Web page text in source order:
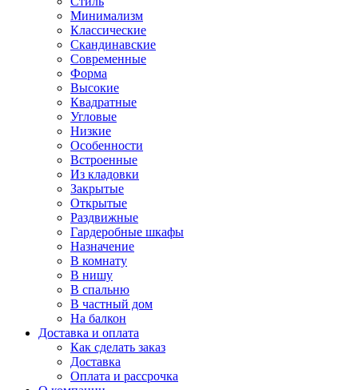
Минимализм
Классические
Скандинавские
Современные
Форма
Высокие
Квадратные
Угловые
Низкие
Особенности
Встроенные
Из кладовки
Закрытые
Открытые
Раздвижные
Гардеробные шкафы
Назначение
В комнату
В нишу
В спальню
В частный дом
На балкон
Доставка и оплата
Как сделать заказ
Доставка
Оплата и рассрочка